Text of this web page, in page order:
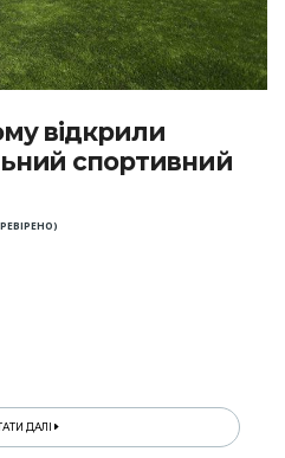
відкрили
спортивний
ДАЛІ